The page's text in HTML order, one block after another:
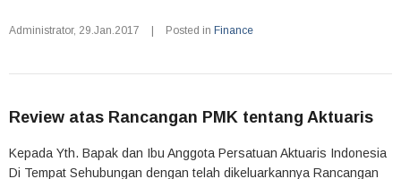
Administrator, 29.Jan.2017 Posted in Finance
Review atas Rancangan PMK tentang Aktuaris
Kepada Yth. Bapak dan Ibu Anggota Persatuan Aktuaris Indonesia
Di Tempat Sehubungan dengan telah dikeluarkannya Rancangan